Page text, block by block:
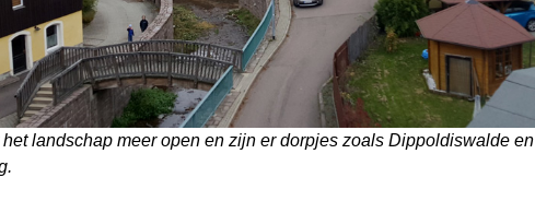
landschap meer open en zijn er dorpjes zoals Dippoldiswalde en